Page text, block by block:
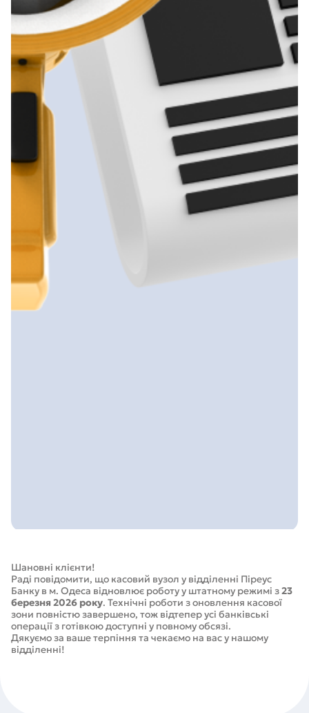
Шановні клієнти!
Раді повідомити, що касовий вузол у відділенні Піреус
Банку в м. Одеса відновлює роботу у штатному режимі з23
березня 2026 року. Технічні роботи з оновлення касової
зони повністю завершено, тож відтепер усі банківські
операції з готівкою доступні у повному обсязі.
Дякуємо за ваше терпіння та чекаємо на вас у нашому
відділенні!